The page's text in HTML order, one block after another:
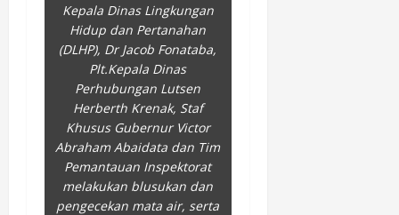
Kepala Dinas Lingkungan
Hidup dan Pertanahan
(DLHP), Dr Jacob Fonataba,
Plt.Kepala Dinas
Perhubungan Lutsen
Herberth Krenak, Staf
Khusus Gubernur Victor
Abraham Abaidata dan Tim
Pemantauan Inspektorat
melakukan blusukan dan
pengecekan mata air, serta